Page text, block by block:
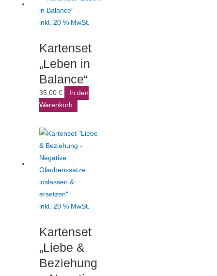
inkl. 20 % MwSt.
Kartenset
„Leben in
Balance“
35,00€
In den
Warenkorb
inkl. 20 % MwSt.
Kartenset
„Liebe &
Beziehung